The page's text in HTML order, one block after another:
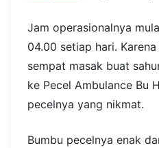
Jam operasionalnya
04.00 setiap hari.
sempat masak buat
ke Pecel Ambulance Bu
pecelnya yang nikmat.
Bumbu pecelnya enak